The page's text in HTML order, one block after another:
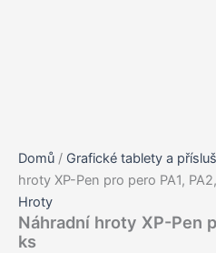
Domů / Grafické tablety a
hroty XP-Pen pro pero PA1,
Hroty
Náhradní hroty XP-Pen
ks